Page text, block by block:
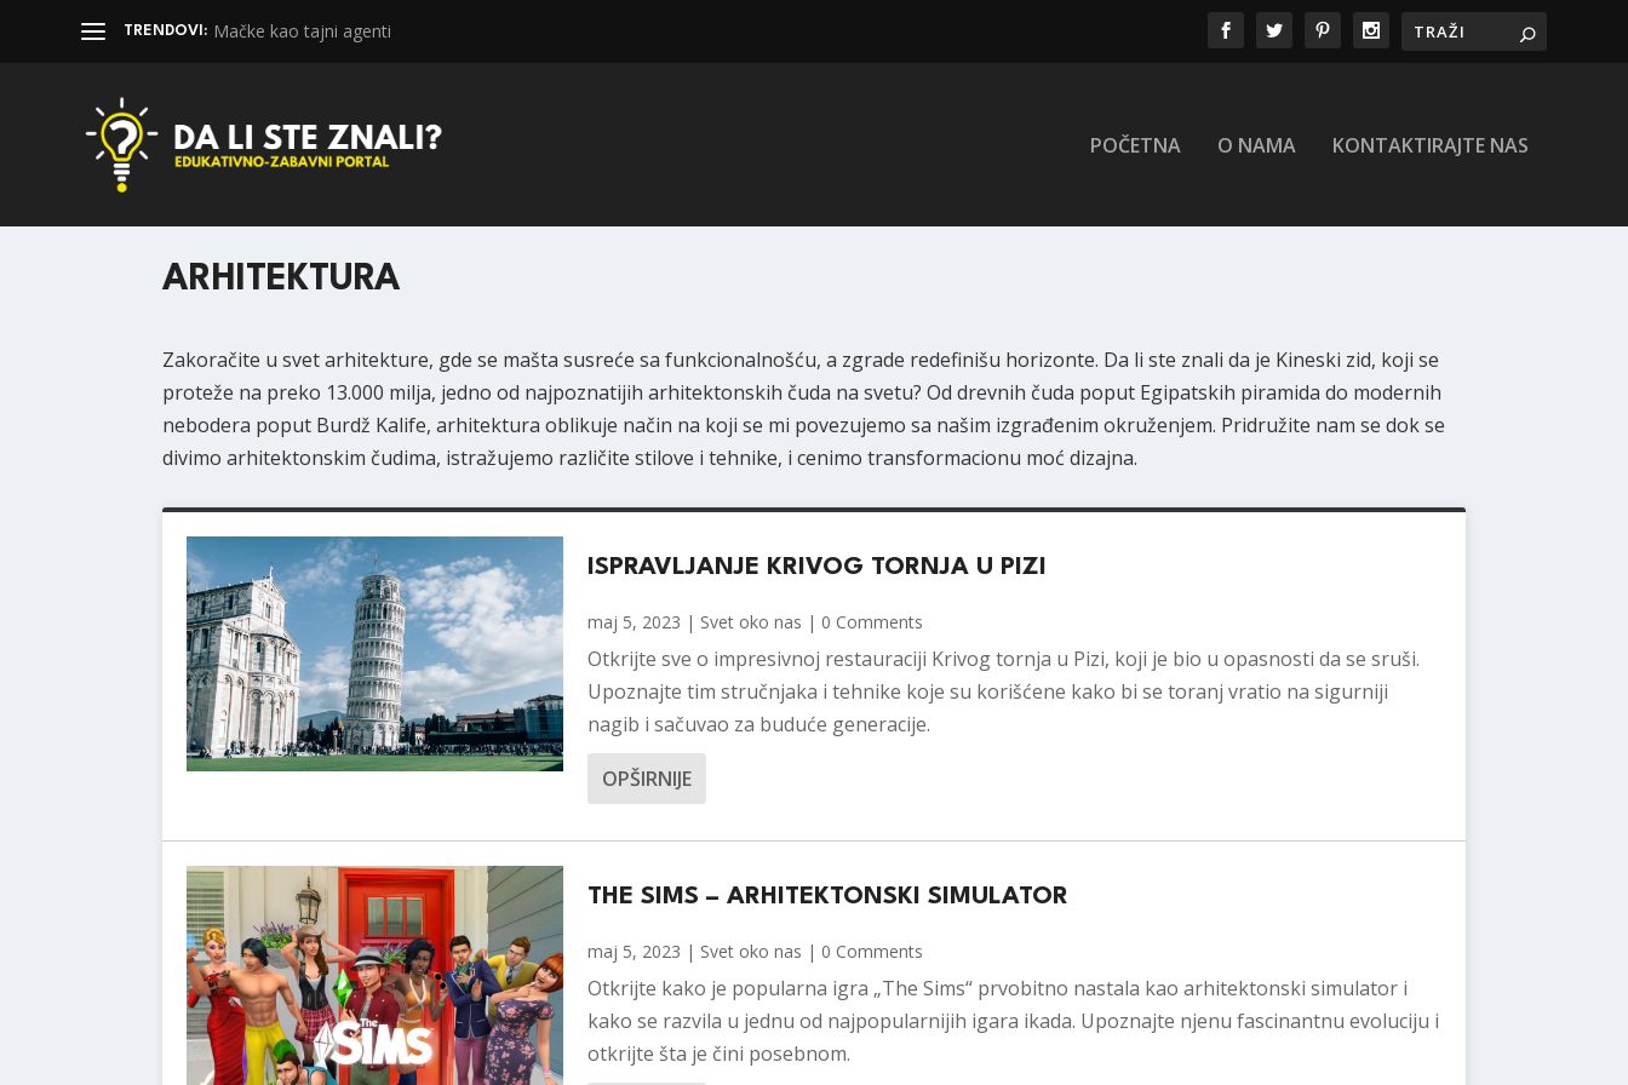
TRENDOVI: Mačke kao tajni agenti
POČETNA O NAMA KONTAKTIRAJTE NAS
ARHITEKTURA
Zakoračite u svet arhitekture, gde se mašta susreće sa funkcionalnošću, a zgrade redefinišu horizonte. Da li ste znali da je Kineski zid, koji se
proteže na preko 13.000 milja, jedno od najpoznatijih arhitektonskih čuda na svetu? Od drevnih čuda poput Egipatskih piramida do modernih
nebodera poput Burdž Kalife, arhitektura oblikuje način na koji se mi povezujemo sa našim izgrađenim okruženjem. Pridružite nam se dok se
divimo arhitektonskim čudima, istražujemo različite stilove i tehnike, i cenimo transformacionu moć dizajna.
ISPRAVLJANJE KRIVOG TORNJA U PIZI
maj 5, 2023 | Svet oko nas | 0 Comments
Otkrijte sve o impresivnoj restauraciji Krivog tornja u Pizi, koji je bio u opasnosti da se sruši.
Upoznajte tim stručnjaka i tehnike koje su korišćene kako bi se toranj vratio na sigurniji
nagib i sačuvao za buduće generacije.
OPŠIRNIJE
THE SIMS – ARHITEKTONSKI SIMULATOR
maj 5, 2023 | Svet oko nas | 0 Comments
Otkrijte kako je popularna igra „The Sims“ prvobitno nastala kao arhitektonski simulator i
kako se razvila u jednu od najpopularnijih igara ikada. Upoznajte njenu fascinantnu evoluciju i
otkrijte šta je čini posebnom.